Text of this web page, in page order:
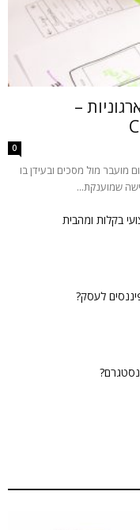
–
0
מועבר מול מסכים ובעידן בו
שמוענקת...
בקלות ומהבית
לעסק?